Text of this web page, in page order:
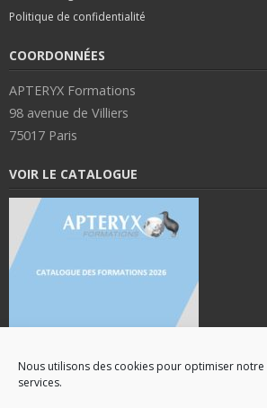
Nous utilisons des cookies pour optimiser notre
services.
Politique de confidentialité
COORDONNÉES
APTERYX Formations
98 avenue de Villiers
75017 Paris
VOIR LE CATALOGUE